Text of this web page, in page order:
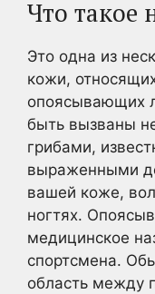
Что такое
Это одна из
кожи,
опоясывающих
быть вызваны
грибами,
выраженными
вашей коже,
ногтях.
медицинское
спортсмена.
область между